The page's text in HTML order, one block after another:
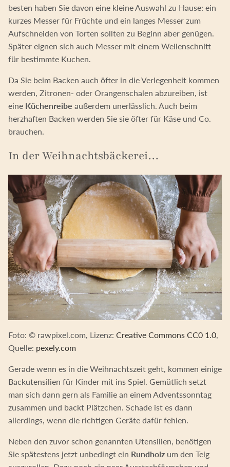
besten haben Sie davon eine kleine Auswahl zu Hause: ein
kurzes Messer für Früchte und ein langes Messer zum
Aufschneiden von Torten sollten zu Beginn aber genügen.
Später eignen sich auch Messer mit einem Wellenschnitt
für bestimmte Kuchen.
Da Sie beim Backen auch öfter in die Verlegenheit kommen
werden, Zitronen- oder Orangenschalen abzureiben, ist
eine Küchenreibe außerdem unerlässlich. Auch beim
herzhaften Backen werden Sie sie öfter für Käse und Co.
brauchen.
In der Weihnachtsbäckerei…
Foto: © rawpixel.com, Lizenz: Creative Commons CC0 1.0,
Quelle: pexely.com
Gerade wenn es in die Weihnachtszeit geht, kommen einige
Backutensilien für Kinder mit ins Spiel. Gemütlich setzt
man sich dann gern als Familie an einem Adventssonntag
zusammen und backt Plätzchen. Schade ist es dann
allerdings, wenn die richtigen Geräte dafür fehlen.
Neben den zuvor schon genannten Utensilien, benötigen
Sie spätestens jetzt unbedingt ein Rundholz um den Teig